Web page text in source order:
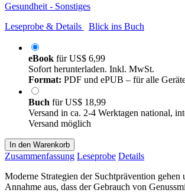
Gesundheit - Sonstiges
Leseprobe & Details
Blick ins Buch
eBook fürUS$ 6,99
Sofort herunterladen. Inkl. MwSt.
Format: PDF und ePUB – für alle
Buch fürUS$ 18,99
Versand in ca. 2-4 Werktagen national,
Versand möglich
In den Warenkorb
Zusammenfassung Leseprobe Details
Moderne Strategien der Suchtprävention gehen
Annahme aus, dass der Gebrauch von